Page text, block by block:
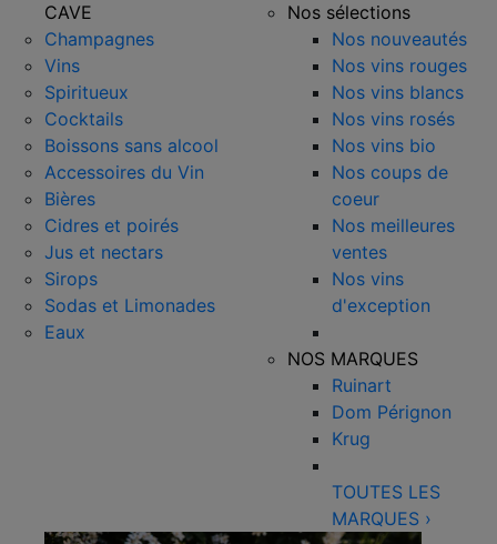
CAVE
Champagnes
Vins
Spiritueux
Cocktails
Boissons sans alcool
Accessoires du Vin
Bières
Cidres et poirés
Jus et nectars
Sirops
Sodas et Limonades
Eaux
Nos sélections
Nos nouveautés
Nos vins rouges
Nos vins blancs
Nos vins rosés
Nos vins bio
Nos coups de
coeur
Nos meilleures
ventes
Nos vins
d'exception
NOS MARQUES
Ruinart
Dom Pérignon
Krug
TOUTES LES
MARQUES ›